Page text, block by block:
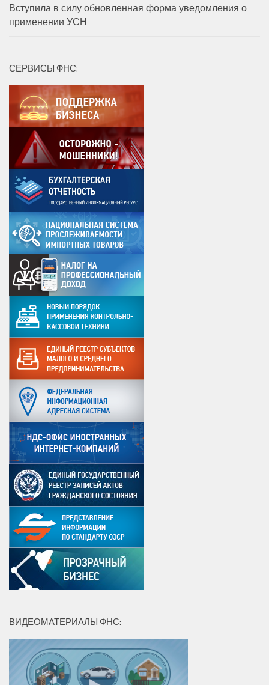
Вступила в силу обновленная форма уведомления о
применении УСН
СЕРВИСЫ ФНС:
ВИДЕОМАТЕРИАЛЫ ФНС: